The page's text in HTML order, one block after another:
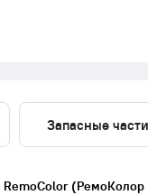
Запасные части
RemoColor